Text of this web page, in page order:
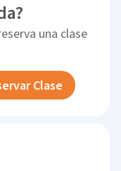
una clase
Clase